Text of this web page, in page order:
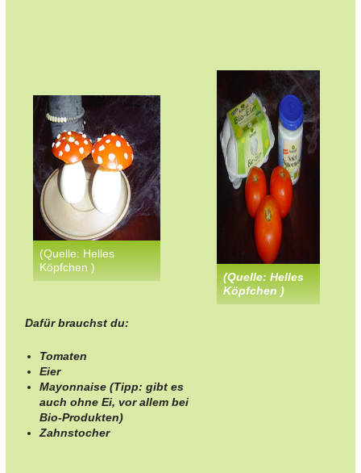
(Quelle: Helles
Köpfchen )
Dafür brauchst du:
Tomaten
Eier
Mayonnaise (Tipp: gibt es
auch ohne Ei, vor allem bei
Bio-Produkten)
Zahnstocher
(Quelle: Helles
Köpfchen )